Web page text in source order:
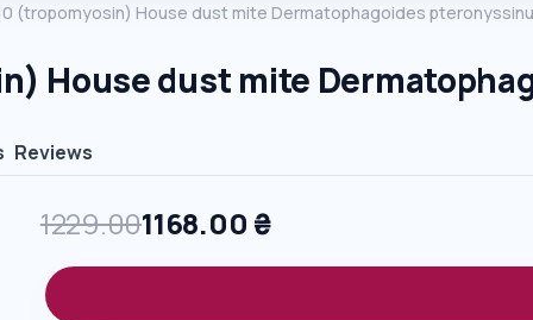
(tropomyosin) House dust mite Dermatophagoides
House dust mite
Reviews
1229.001168.00 ₴